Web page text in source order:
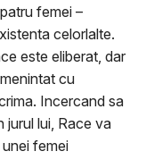
femei –
celorlalte.
este eliberat, dar
cu
Incercand sa
jurul lui, Race va
femei